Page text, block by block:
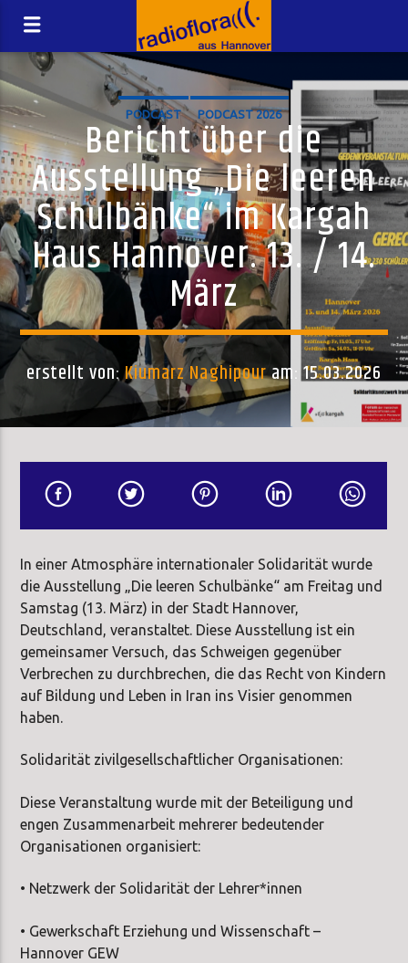
PODCAST PODCAST 2026
Bericht über die
Ausstellung „Die leeren
Schulbänke“ im Kargah
Haus Hannover. 13. / 14.
März
erstellt von:Kiumarz Naghipouram: 15.03.2026
In einer Atmosphäre internationaler Solidarität wurde
die Ausstellung „Die leeren Schulbänke“ am Freitag und
Samstag (13. März) in der Stadt Hannover,
Deutschland, veranstaltet. Diese Ausstellung ist ein
gemeinsamer Versuch, das Schweigen gegenüber
Verbrechen zu durchbrechen, die das Recht von Kindern
auf Bildung und Leben in Iran ins Visier genommen
haben.
Solidarität zivilgesellschaftlicher Organisationen:
Diese Veranstaltung wurde mit der Beteiligung und
engen Zusammenarbeit mehrerer bedeutender
Organisationen organisiert:
• Netzwerk der Solidarität der Lehrer*innen
• Gewerkschaft Erziehung und Wissenschaft –
Hannover GEW